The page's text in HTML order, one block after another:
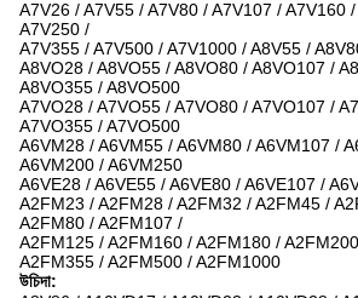
A7V26 / A7V55 / A7V80 / A7V107 / A7V160
A7V250 /
A7V355 / A7V500 / A7V1000 / A8V55 /
A8VO28 / A8VO55 / A8VO80 / A8VO107 /
A8VO355 / A8VO500
A7VO28 / A7VO55 / A7VO80 / A7VO107 /
A7VO355 / A7VO500
A6VM28 / A6VM55 / A6VM80 / A6VM107 /
A6VM200 / A6VM250
A6VE28 / A6VE55 / A6VE80 / A6VE107 /
A2FM23 / A2FM28 / A2FM32 / A2FM45 /
A2FM80 / A2FM107 /
A2FM125 / A2FM160 / A2FM180 /
A2FM355 / A2FM500 / A2FM1000
উচিদা: